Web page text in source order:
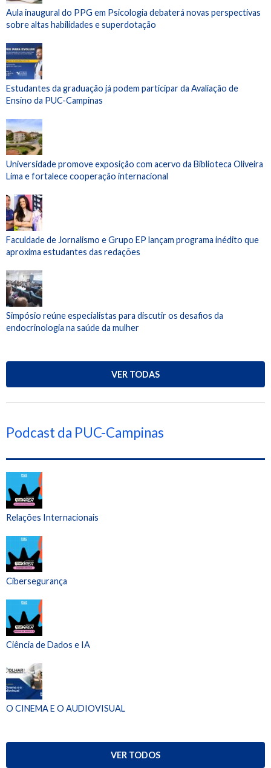
Aula inaugural do PPG em Psicologia debaterá novas perspectivas
sobre altas habilidades e superdotação
Estudantes da graduação já podem participar da Avaliação de
Ensino da PUC-Campinas
Universidade promove exposição com acervo da Biblioteca Oliveira
Lima e fortalece cooperação internacional
Faculdade de Jornalismo e Grupo EP lançam programa inédito que
aproxima estudantes das redações
Simpósio reúne especialistas para discutir os desafios da
endocrinologia na saúde da mulher
VER TODAS
Podcast da PUC-Campinas
Relações Internacionais
Cibersegurança
Ciência de Dados e IA
O CINEMA E O AUDIOVISUAL
VER TODOS